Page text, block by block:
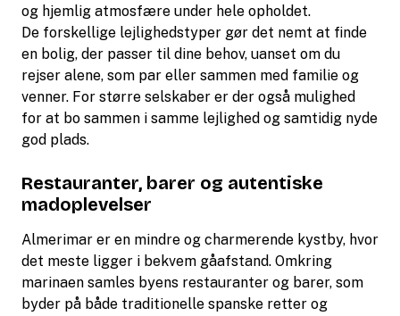
og hjemlig atmosfære under hele opholdet.
De forskellige lejlighedstyper gør det nemt at finde
en bolig, der passer til dine behov, uanset om du
rejser alene, som par eller sammen med familie og
venner. For større selskaber er der også mulighed
for at bo sammen i samme lejlighed og samtidig nyde
god plads.
Restauranter, barer og autentiske
madoplevelser
Almerimar er en mindre og charmerende kystby, hvor
det meste ligger i bekvem gåafstand. Omkring
marinaen samles byens restauranter og barer, som
byder på både traditionelle spanske retter og